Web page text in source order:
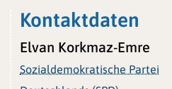
Kontaktdaten
Elvan Korkmaz-Emre
Sozialdemokratische Partei